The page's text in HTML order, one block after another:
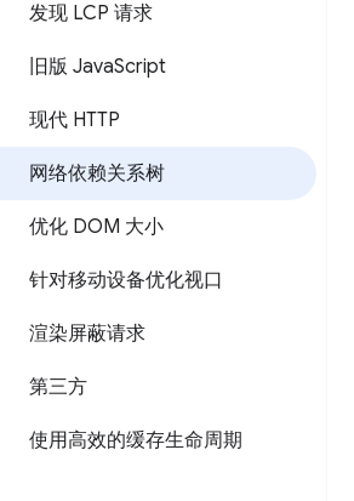
发现 LCP 请求
旧版 JavaScript
现代 HTTP
网络依赖关系树
优化 DOM 大小
针对移动设备优化视口
渲染屏蔽请求
第三方
使用高效的缓存生命周期